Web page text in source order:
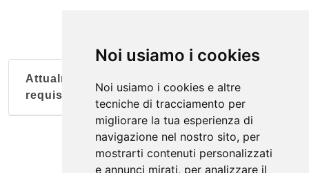
Noi usiamo i cookies
Noi usiamo i cookies e altre
tecniche di tracciamento per
migliorare la tua esperienza di
navigazione nel nostro sito, per
mostrarti contenuti personalizzati
e annunci mirati, per analizzare il
Attualmente nessun soggetto con questi
requisiti